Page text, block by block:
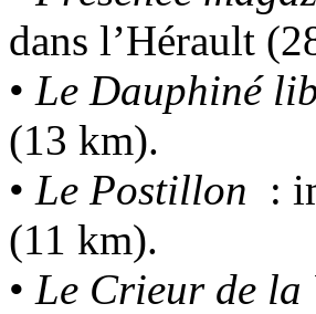
dans l’Hérault
• Le Dauphiné
(13 km).
• Le Postillon :
(11 km).
• Le Crieur de la